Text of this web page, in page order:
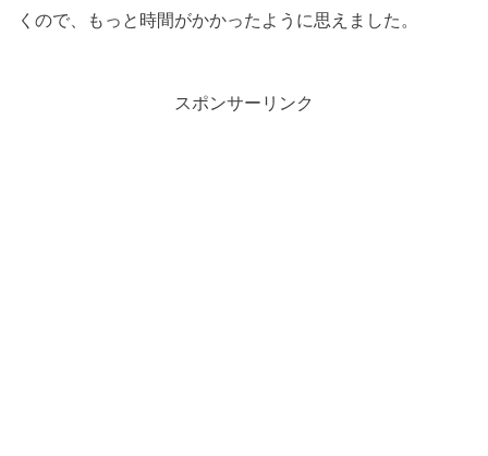
くので、もっと時間がかかったように思えました。
スポンサーリンク